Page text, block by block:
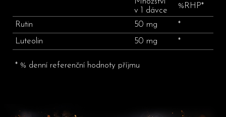
v 1 dávce
%RHP*
Rutin 50 mg
*
Luteolin
50 mg *
* % denní referenční hodnoty příjmu